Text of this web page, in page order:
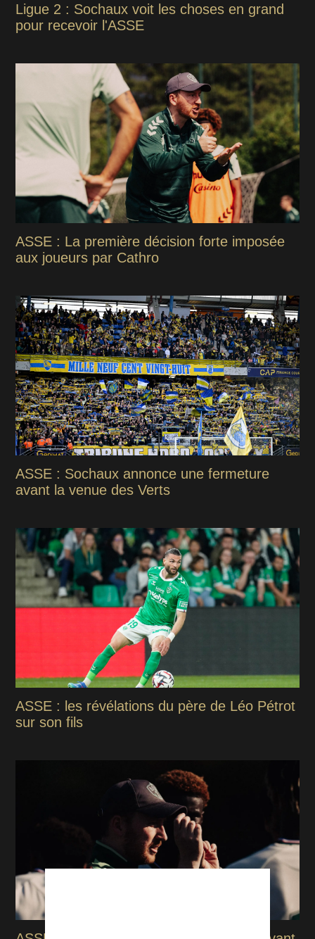
Ligue 2 : Sochaux voit les choses en grand
pour recevoir l'ASSE
ASSE : La première décision forte imposée
aux joueurs par Cathro
ASSE : Sochaux annonce une fermeture
avant la venue des Verts
ASSE : les révélations du père de Léo Pétrot
sur son fils